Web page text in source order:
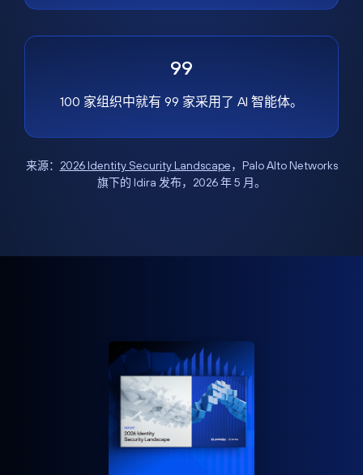
99
100 家组织中就有 99 家采用了 AI 智能体。
来源： 2026 Identity Security Landscape，Palo Alto Networks
旗下的 Idira 发布，2026 年 5 月。